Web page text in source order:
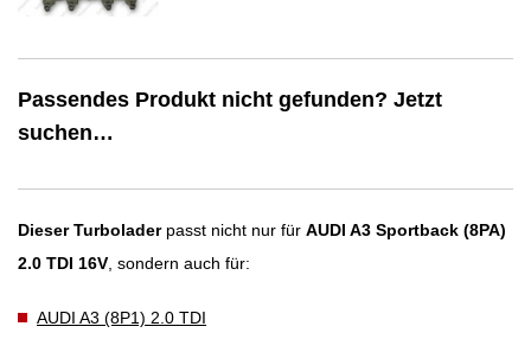
Passendes Produkt nicht gefunden? Jetzt
suchen…
Dieser Turboladerpasst nicht nur für AUDI A3 Sportback (8PA)
2.0 TDI 16V , sondern auch für:
AUDI A3 (8P1) 2.0 TDI